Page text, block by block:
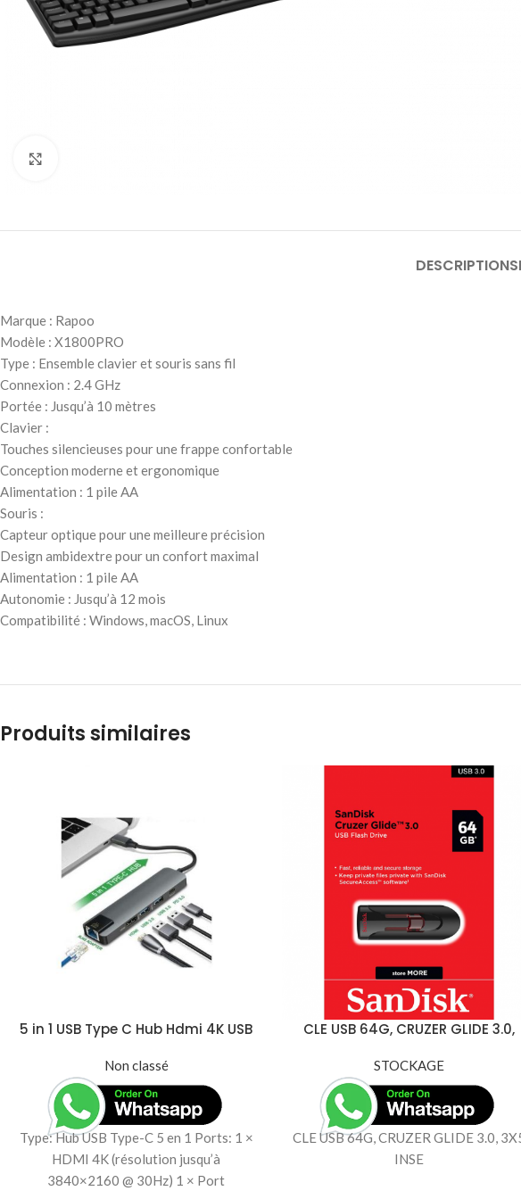
DESCRIPTION
Marque : Rapoo
Modèle : X1800PRO
Type : Ensemble clavier et souris sans fil
Connexion : 2.4 GHz
Portée : Jusqu’à 10 mètres
Clavier :
Touches silencieuses pour une frappe confortable
Conception moderne et ergonomique
Alimentation : 1 pile AA
Souris :
Capteur optique pour une meilleure précision
Design ambidextre pour un confort maximal
Alimentation : 1 pile AA
Autonomie : Jusqu’à 12 mois
Compatibilité : Windows, macOS, Linux
Produits similaires
5 in 1 USB Type C Hub Hdmi 4K USB
Lan Adapter for Macbook Pro
Non classé
Type: Hub USB Type-C 5 en 1 Ports: 1 ×
HDMI 4K (résolution jusqu’à
3840×2160 @ 30Hz) 1 × Port
CLE USB 64G, CRUZER GLIDE 3.0,
STOCKAGE
CLE USB 64G, CRUZER GLIDE 3.0,
INSE